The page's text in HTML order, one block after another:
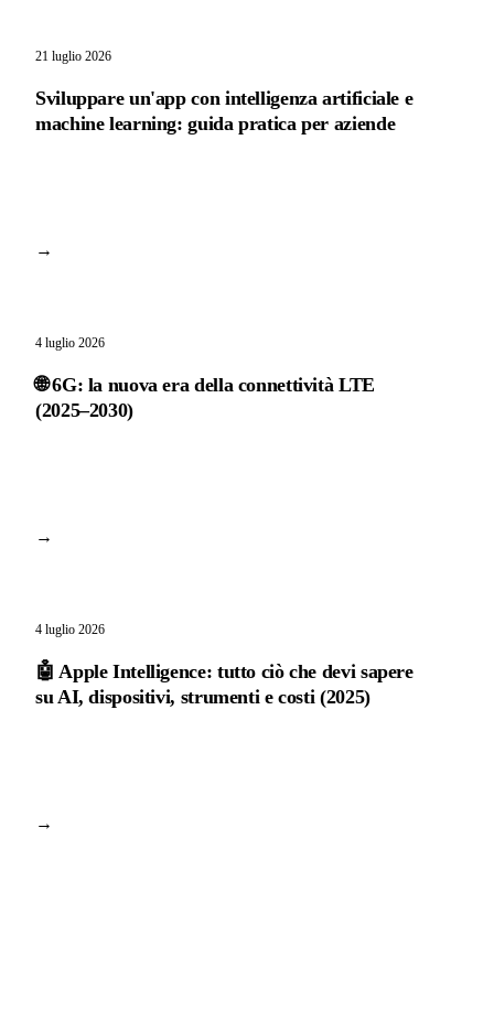
21 luglio 2026
Sviluppare un'app con intelligenza artificiale e
machine learning: guida pratica per aziende
→
4 luglio 2026
🌐 6G: la nuova era della connettività LTE
(2025–2030)
→
4 luglio 2026
🤖 Apple Intelligence: tutto ciò che devi sapere
su AI, dispositivi, strumenti e costi (2025)
→